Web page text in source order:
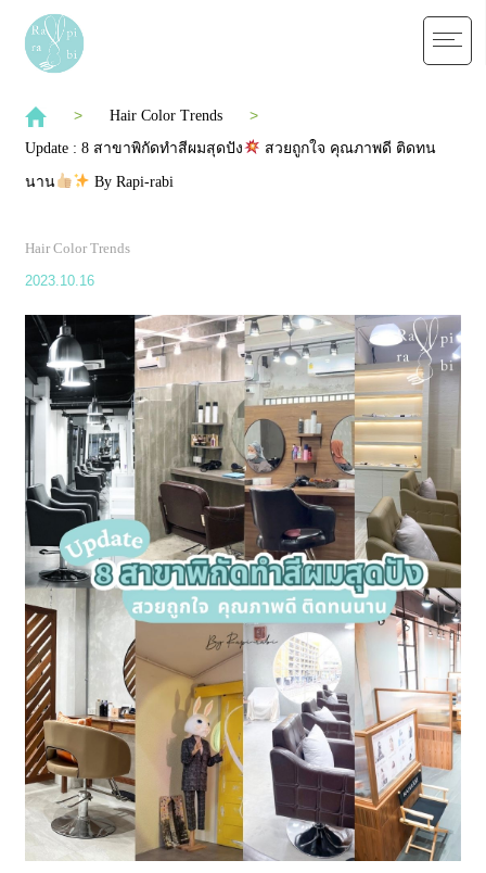
Hair Color Trends
Update : 8 สาขาพิกัดทำสีผมสุดปัง
สวยถูกใจ คุณภาพดี ติดทน
นาน By Rapi-rabi
Hair Color Trends
2023.10.16